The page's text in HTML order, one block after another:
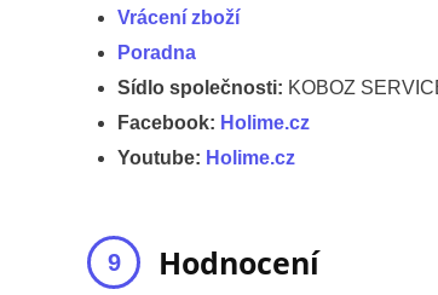
Vrácení zboží
Poradna
Sídlo společnosti: KOBOZ
Facebook: Holime.cz
Youtube: Holime.cz
Hodnocení